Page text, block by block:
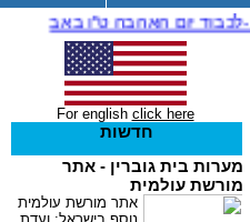
For english click here
חדשות